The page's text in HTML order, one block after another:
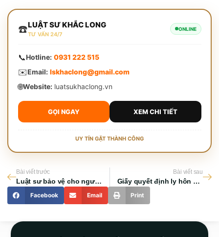
☎️LUẬT SƯ KHẮC LONG
TƯ VẤN 24/7
ONLINE
📞Hotline: 0931 222 515
✉️Email: lskhaclong@gmail.com
🌐Website:luatsukhaclong.vn
GỌI NGAY XEM CHI TIẾT
UY TÍN GẶT THÀNH CÔNG
Bài viết trước
Luật sư bảo vệ cho người bị hại và những quyền lợi quan trọng
Bài viết sau
Giấy quyết định ly hôn của tòa án và những quy định cần biết
Facebook Email Print